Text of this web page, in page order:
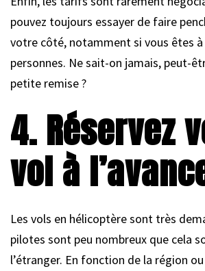
pouvez toujours essayer de faire
votre côté, notamment si vous êtes à
personnes. Ne sait-on jamais, peut-
petite remise ?
4. Réservez
vol à
Les vols en hélicoptère sont très
pilotes sont peu nombreux que cela
l’étranger. En fonction de la région